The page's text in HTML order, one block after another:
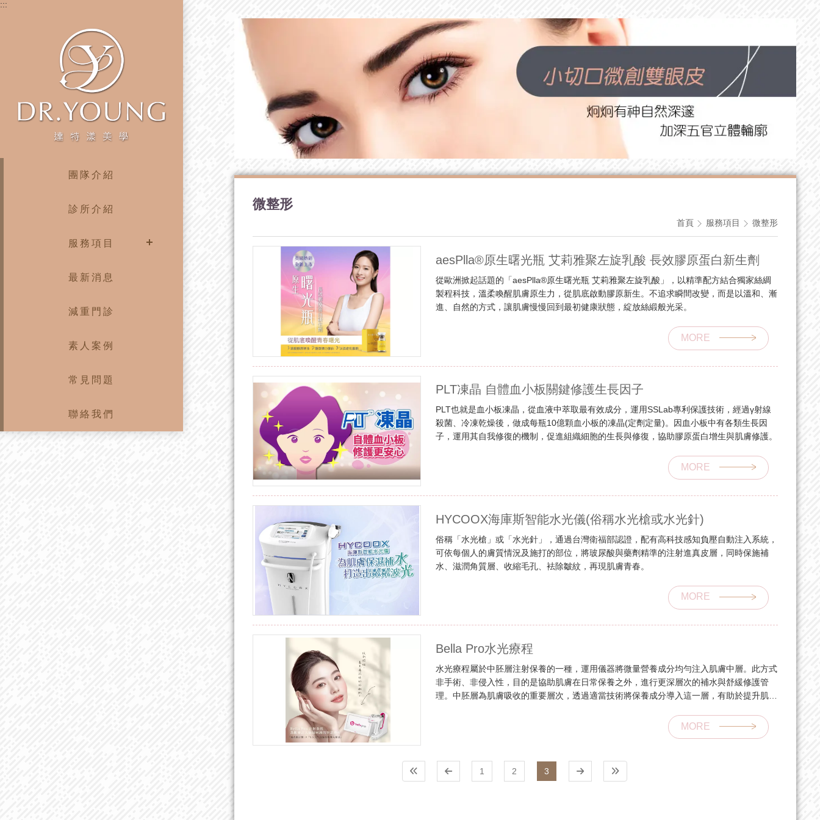
:::
團隊介紹
診所介紹
服務項目
最新消息
減重門診
素人案例
常見問題
聯絡我們
微整形
首頁 服務項目 微整形
aesPlla®原生曙光瓶 艾莉雅聚左旋乳酸 長效膠原蛋白新生劑
從歐洲掀起話題的「aesPlla®原生曙光瓶 艾莉雅聚左旋乳酸」，以精準配方結合獨家絲綢
製程科技，溫柔喚醒肌膚原生力，從肌底啟動膠原新生。不追求瞬間改變，而是以溫和、漸
進、自然的方式，讓肌膚慢慢回到最初健康狀態，綻放絲緞般光采。
MORE
PLT凍晶 自體血小板關鍵修護生長因子
PLT也就是血小板凍晶，從血液中萃取最有效成分，運用SSLab專利保護技術，經過γ射線
殺菌、冷凍乾燥後，做成每瓶10億顆血小板的凍晶(定劑定量)。因血小板中有各類生長因
子，運用其自我修復的機制，促進組織細胞的生長與修復，協助膠原蛋白增生與肌膚修護。
MORE
HYCOOX海庫斯智能水光儀(俗稱水光槍或水光針)
俗稱「水光槍」或「水光針」，通過台灣衛福部認證，配有高科技感知負壓自動注入系統，
可依每個人的膚質情況及施打的部位，將玻尿酸與藥劑精準的注射進真皮層，同時保施補
水、滋潤角質層、收縮毛孔、袪除皺紋，再現肌膚青春。
MORE
Bella Pro水光療程
水光療程屬於中胚層注射保養的一種，運用儀器將微量營養成分均勻注入肌膚中層。此方式
非手術、非侵入性，目的是協助肌膚在日常保養之外，進行更深層次的補水與舒緩修護管
理。中胚層為肌膚吸收的重要層次，透過適當技術將保養成分導入這一層，有助於提升肌膚
MORE
1 2 3